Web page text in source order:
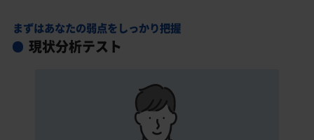
まずはあなたの弱点をしっかり把握
現状分析テスト